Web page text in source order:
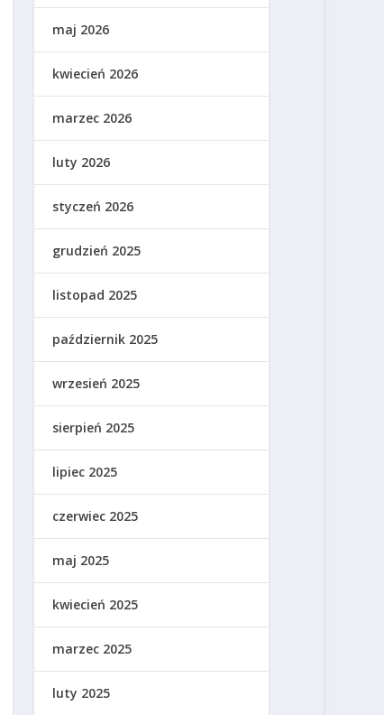
maj 2026
kwiecień 2026
marzec 2026
luty 2026
styczeń 2026
grudzień 2025
listopad 2025
październik 2025
wrzesień 2025
sierpień 2025
lipiec 2025
czerwiec 2025
maj 2025
kwiecień 2025
marzec 2025
luty 2025